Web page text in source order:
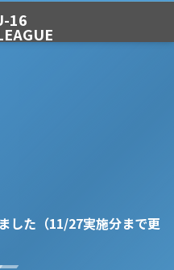
16
した（11/27実施分まで更